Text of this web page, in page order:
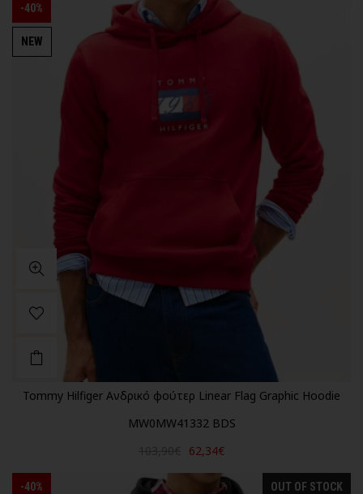
-40%
NEW
Tommy Hilfiger Ανδρικό φούτερ Linear Flag Graphic Hoodie
MW0MW41332 BDS
62,34€
-40% OUT OF STOCK